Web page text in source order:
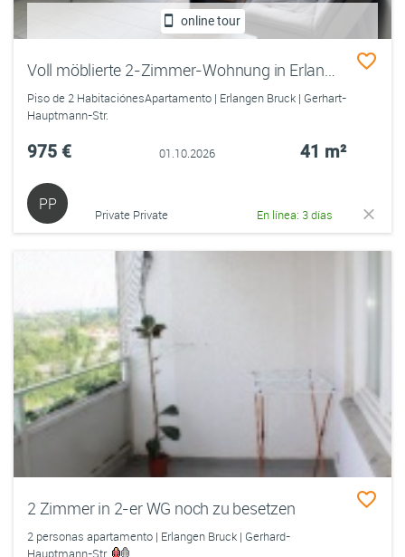
online tour
Voll möblierte 2-Zimmer-Wohnung in Erlangen-Bruck zu vermieten
Piso de 2 HabitaciónesApartamento | Erlangen Bruck | Gerhart-
Hauptmann-Str.
975 € 01.10.2026 41 m²
PP
Private Private En línea: 3 días
2 Zimmer in 2-er WG noch zu besetzen
2 personas apartamento | Erlangen Bruck | Gerhard-
Hauptmann-Str.